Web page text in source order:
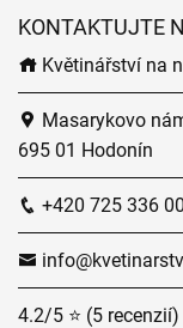
KONTAKTUJTE
Květinářství na
Masarykovo
695 01 Hodonín
+420 725 336
4.2/5 ⭐ (5 recenzií)